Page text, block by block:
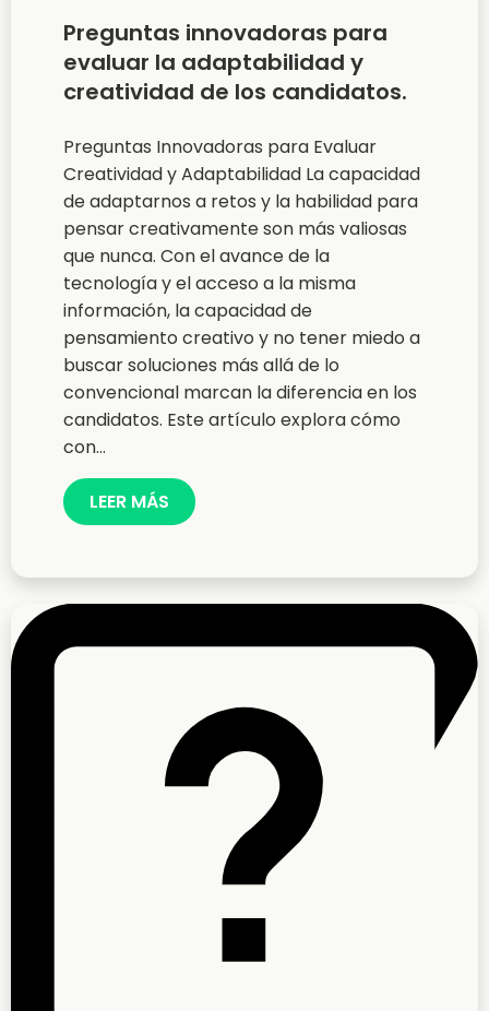
Preguntas innovadoras para
evaluar la adaptabilidad y
creatividad de los candidatos.
Preguntas Innovadoras para Evaluar
Creatividad y Adaptabilidad La capacidad
de adaptarnos a retos y la habilidad para
pensar creativamente son más valiosas
que nunca. Con el avance de la
tecnología y el acceso a la misma
información, la capacidad de
pensamiento creativo y no tener miedo a
buscar soluciones más allá de lo
convencional marcan la diferencia en los
candidatos. Este artículo explora cómo
con...
LEER MÁS